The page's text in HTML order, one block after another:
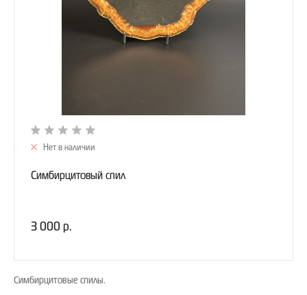
Нет в наличии
Симбирцитовый спил
3 000 р.
Симбирцитовые спилы.